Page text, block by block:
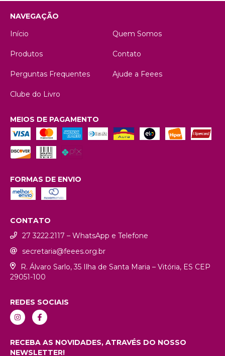
NAVEGAÇÃO
Início
Quem Somos
Produtos Contato
Perguntas Frequentes Ajude a Feees
Clube do Livro
MEIOS DE PAGAMENTO
FORMAS DE ENVIO
CONTATO
27 3222.2117 – WhatsApp e Telefone
secretaria@feees.org.br
R. Álvaro Sarlo, 35 Ilha de Santa Maria – Vitória, ES CEP
29051-100
REDES SOCIAIS
RECEBA AS NOVIDADES, ATRAVÉS DO NOSSO
NEWSLETTER!